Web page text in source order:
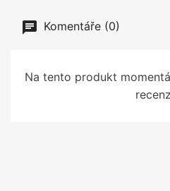
Komentáře (0)
Na tento produkt